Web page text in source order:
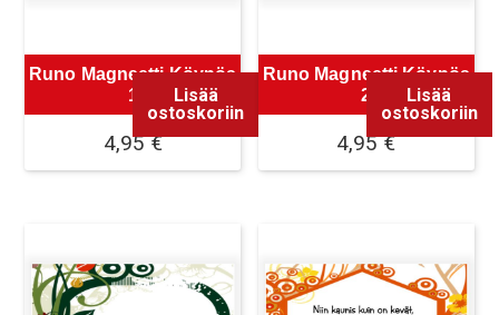
Runo Magneetti Köynös
1
4,95€
Lisää
ostoskoriin
Runo Magneetti Köynös
2
4,95€
Lisää
ostoskoriin